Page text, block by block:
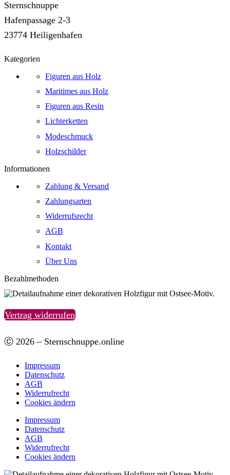
Sternschnuppe
Hafenpassage 2-3
23774 Heiligenhafen
Kategorien
Figuren aus Holz
Maritimes aus Holz
Figuren aus Resin
Lichterketten
Modeschmuck
Holzschilder
Informationen
Zahlung & Versand
Zahlungsarten
Widerrufsrecht
AGB
Kontakt
Über Uns
Bezahlmethoden
Vertrag widerrufen
Ⓒ 2026 – Sternschnuppe.online
Impressum
Datenschutz
AGB
Widerrufrecht
Cookies ändern
Impressum
Datenschutz
AGB
Widerrufrecht
Cookies ändern